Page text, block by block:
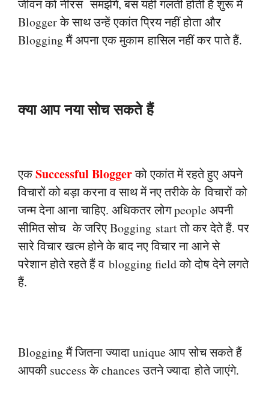
जीवन को नीरस समझेंगे, बस यही गलतीहोती है शुरू में
Blogger के साथ उन्हें एकांत प्रिय नहीं होता और
Blogging मैं अपना एक मुकामहासिल नहीं कर पाते हैं.
क्या आप नया सोच सकते हैं
एकSuccessful Bloggerको एकांत में रहते हुए अपने
विचारों को बड़ा करना व साथ में नए तरीके केविचारों को
जन्म देना आना चाहिए. अधिकतर लोग people अपनी
सीमित सोच के जरिए Bogging start तो कर देते हैं. पर
सारे विचार खत्म होने के बाद नए विचार ना आने से
परेशान होते रहते हैं व blogging field को दोष देने लगते
हैं.
Blogging मैं जितना ज्यादा unique आप सोच सकते हैं
आपकी success के chances उतने ज्यादाहोते जाएंगे.